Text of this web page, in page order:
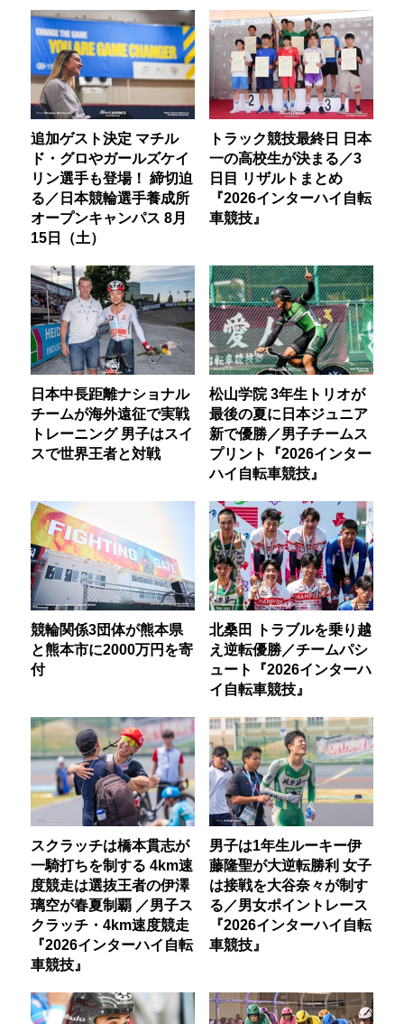
追加ゲスト決定 マチル
ド・グロやガールズケイ
リン選手も登場！ 締切迫
る／日本競輪選手養成所
オープンキャンパス 8月
15日（土）
トラック競技最終日 日本
一の高校生が決まる／3
日目 リザルトまとめ
『2026インターハイ自転
車競技』
日本中長距離ナショナル
チームが海外遠征で実戦
トレーニング 男子はスイ
スで世界王者と対戦
松山学院 3年生トリオが
最後の夏に日本ジュニア
新で優勝／男子チームス
プリント『2026インター
ハイ自転車競技』
競輪関係3団体が熊本県
と熊本市に2000万円を寄
付
北桑田 トラブルを乗り越
え逆転優勝／チームパシ
ュート『2026インターハ
イ自転車競技』
スクラッチは橋本貫志が
一騎打ちを制する 4km速
度競走は選抜王者の伊澤
璃空が春夏制覇 ／男子ス
クラッチ・4km速度競走
『2026インターハイ自転
車競技』
男子は1年生ルーキー伊
藤隆聖が大逆転勝利 女子
は接戦を大谷奈々が制す
る／男女ポイントレース
『2026インターハイ自転
車競技』